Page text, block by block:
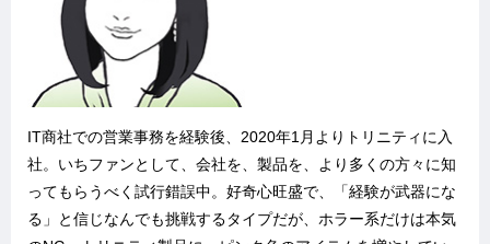
IT商社での営業事務を経験後、2020年1月よりトリニティに入
社。いちファンとして、会社を、製品を、より多くの方々に知
ってもらうべく試行錯誤中。好奇心旺盛で、「経験が武器にな
る」と信じなんでも挑戦するタイプだが、ホラー系だけは本気